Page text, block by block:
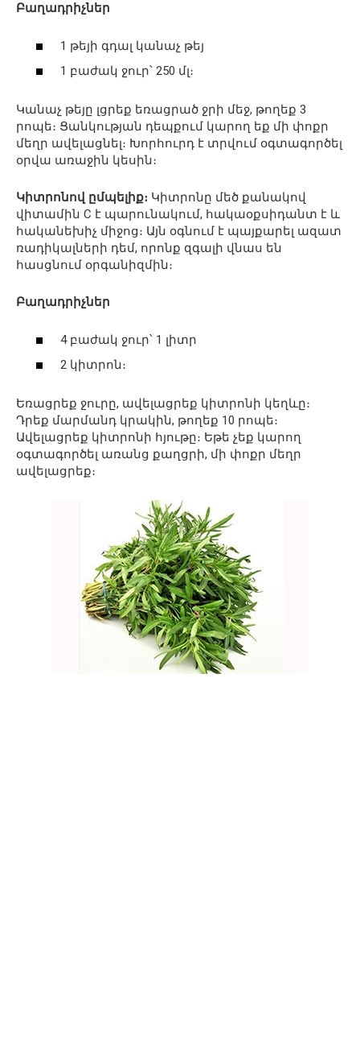
Բաղադրիչներ
1 թեյի գդալ կանաչ թեյ
1 բաժակ ջուր՝ 250 մլ։
Կանաչ թեյը լցրեք եռացրած ջրի մեջ, թողեք 3
րոպե։ Ցանկության դեպքում կարող եք մի փոքր
մեղր ավելացնել։ Խորհուրդ է տրվում օգտագործել
օրվա առաջին կեսին։
Կիտրոնով ըմպելիք։ Կիտրոնը մեծ քանակով
վիտամին C է պարունակում, հակաօքսիդանտ է և
հականեխիչ միջոց։ Այն օգնում է պայքարել ազատ
ռադիկալների դեմ, որոնք զգալի վնաս են
հասցնում օրգանիզմին։
Բաղադրիչներ
4 բաժակ ջուր՝ 1 լիտր
2 կիտրոն։
Եռացրեք ջուրը, ավելացրեք կիտրոնի կեղևը։
Դրեք մարմանդ կրակին, թողեք 10 րոպե։
Ավելացրեք կիտրոնի հյութը։ Եթե չեք կարող
օգտագործել առանց քաղցրի, մի փոքր մեղր
ավելացրեք։